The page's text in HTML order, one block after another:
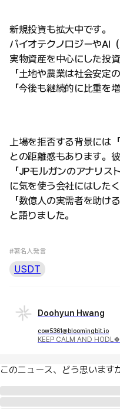
新規投資も拡大中です。
バイオテクノロジーやAI
実物資産を中心にした投
「土地や農業は社会安定
「今後も継続的に比重を
上場を拒否する背景には
との距離感もあります。
「JPモルガンのアナリス
に気を使う会社にはしたく
「数億人の実需者を助け
と語りました。
#著名人発言
USDT
Doohyun Hwang
cow5361@bloomingbit.io
KEEP CALM AND HODL🍀
このニュース、どう思います